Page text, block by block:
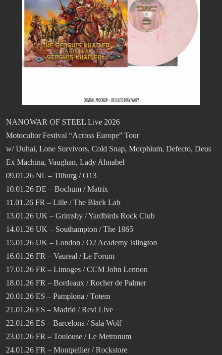
NANOWAR OF STEEL Live 2026
Motocultor Festival “Across Europe” Tour
w/ Uuhai, Lone Survivors, Cold Snap, Morphium, Defecto, Deus
Ex Machina, Vaughan, Lady Ahnabel
09.01.26 NL – Tilburg / O13
10.01.26 DE – Bochum / Matrix
11.01.26 FR – Lille / The Black Lab
13.01.26 UK – Grimsby / Yardbirds Rock Club
14.01.26 UK – Southampton / The 1865
15.01.26 UK – London / O2 Academy Islington
16.01.26 FR – Vaureal / Le Forum
17.01.26 FR – Limoges / CCM John Lennon
18.01.26 FR – Bordeaux / Rocher de Palmer
20.01.26 ES – Pamplona / Totem
21.01.26 ES – Madrid / Revi Live
22.01.26 ES – Barcelona / Sala Wolf
23.01.26 FR – Toulouse / Le Metronum
24.01.26 FR – Montpellier / Rockstore